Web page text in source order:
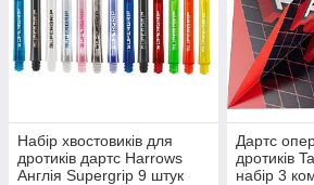
Набір хвостовиків для
дротиків дартс Harrows
Англія Supergrip 9 штук
Дартс
дротиків
набір 3